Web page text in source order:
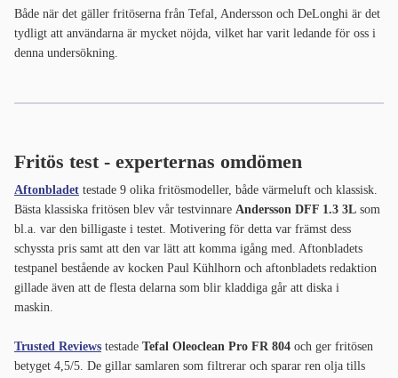
Både när det gäller fritöserna från Tefal, Andersson och DeLonghi är det
tydligt att användarna är mycket nöjda, vilket har varit ledande för oss i
denna undersökning.
Fritös test - experternas omdömen
Aftonbladet testade 9 olika fritösmodeller, både värmeluft och klassisk.
Bästa klassiska fritösen blev vår testvinnare Andersson DFF 1.3 3L som
bl.a. var den billigaste i testet. Motivering för detta var främst dess
schyssta pris samt att den var lätt att komma igång med. Aftonbladets
testpanel bestående av kocken Paul Kühlhorn och aftonbladets redaktion
gillade även att de flesta delarna som blir kladdiga går att diska i
maskin.
Trusted Reviews testade Tefal Oleoclean Pro FR 804 och ger fritösen
betyget 4,5/5. De gillar samlaren som filtrerar och sparar ren olja tills